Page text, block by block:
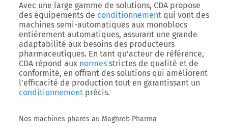
Avec une large gamme de solutions, CDA propose
des équipements de conditionnement qui vont des
machines semi-automatiques aux monoblocs
entièrement automatiques, assurant une grande
adaptabilité aux besoins des producteurs
pharmaceutiques. En tant qu’acteur de référence,
CDA répond aux normes strictes de qualité et de
conformité, en offrant des solutions qui améliorent
l’efficacité de production tout en garantissant un
conditionnement précis.
Nos machines phares au Maghreb Pharma